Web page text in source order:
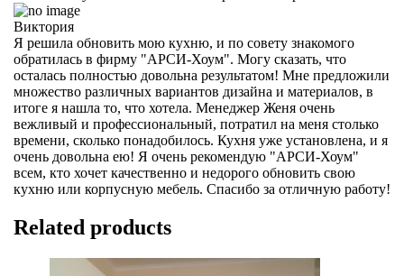
Виктория
Я решила обновить мою кухню, и по совету знакомого
обратилась в фирму "АРСИ-Хоум". Могу сказать, что
осталась полностью довольна результатом! Мне предложили
множество различных вариантов дизайна и материалов, в
итоге я нашла то, что хотела. Менеджер Женя очень
вежливый и профессиональный, потратил на меня столько
времени, сколько понадобилось. Кухня уже установлена, и я
очень довольна ею! Я очень рекомендую "АРСИ-Хоум"
всем, кто хочет качественно и недорого обновить свою
кухню или корпусную мебель. Спасибо за отличную работу!
Related products